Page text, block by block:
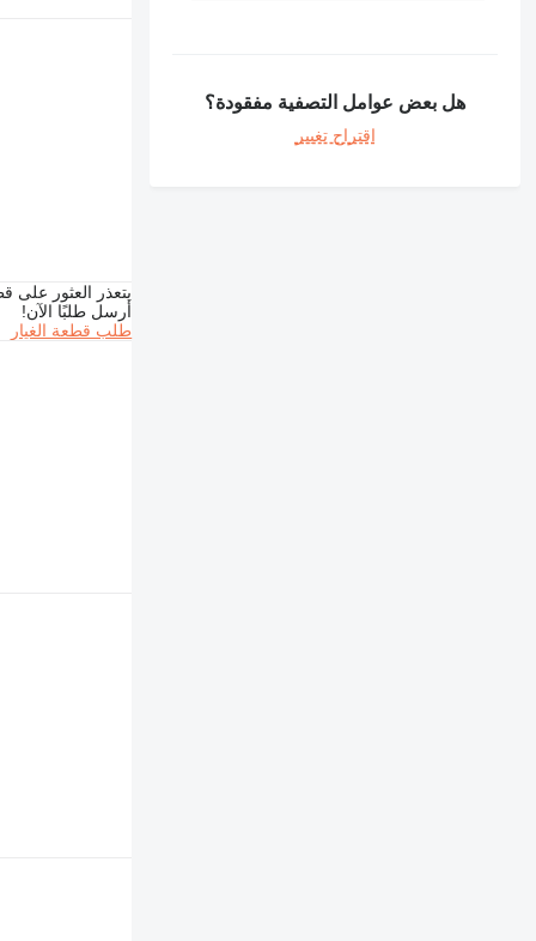
هل بعض عوامل التصفية مفقودة؟
اقتراح تغيير
يتعذر العثور على
أرسل طلبًا الآن!
طلب قطعة الغيار